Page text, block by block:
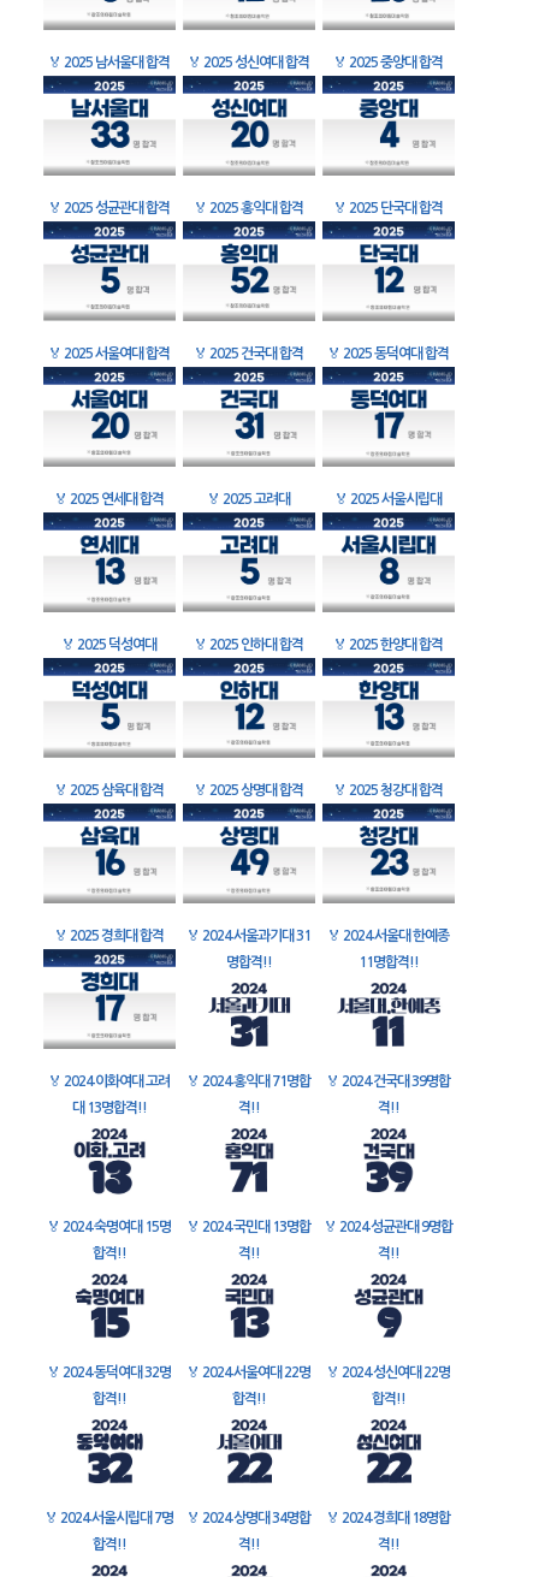
🏅 2025 남서울대 합격 🏅 2025 성신여대 합격 🏅 2025 중앙대 합격
🏅 2025 성균관대 합격 🏅 2025 홍익대 합격 🏅 2025 단국대 합격
🏅 2025 서울여대 합격 🏅 2025 건국대 합격 🏅 2025 동덕여대 합격
🏅 2025 연세대 합격 🏅 2025 고려대 🏅 2025 서울시립대
🏅 2025 덕성여대 🏅 2025 인하대 합격 🏅 2025 한양대 합격
🏅 2025 삼육대 합격 🏅 2025 상명대 합격 🏅 2025 청강대 합격
🏅 2025 경희대 합격 🏅 2024 서울과기대 31
명합격!!
🏅 2024 서울대 한예종
11명합격!!
🏅 2024 이화여대 고려
대 13명합격!!
🏅 2024 홍익대 71명합
격!!
🏅 2024 건국대 39명합
격!!
🏅 2024 숙명여대 15명
합격!!
🏅 2024 국민대 13명합
격!!
🏅 2024 성균관대 9명합
격!!
🏅 2024 동덕여대 32명
합격!!
🏅 2024 서울여대 22명
합격!!
🏅 2024 성신여대 22명
합격!!
🏅 2024 서울시립대 7명
합격!!
🏅 2024 상명대 34명합
격!!
🏅 2024 경희대 18명합
격!!